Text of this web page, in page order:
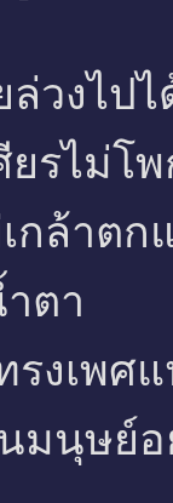
ล่วงไ
ยรไม่โ
กล้าต
ตา
รงเพศ
มนุษย์อ